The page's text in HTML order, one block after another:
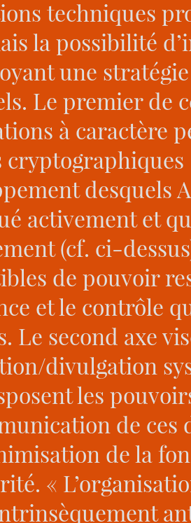
techniques
la possibilité
une
Le premier de
à caractère
desquels
activement et
(cf. ci-
de pouvoir
et le contrôle
Le second axe
divulgation
les
de
de la
«